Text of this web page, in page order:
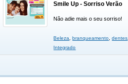
Smile Up - Sorriso Verão
Não adie mais o seu sorriso!
Beleza ,branqueamento ,dentes
Integrado